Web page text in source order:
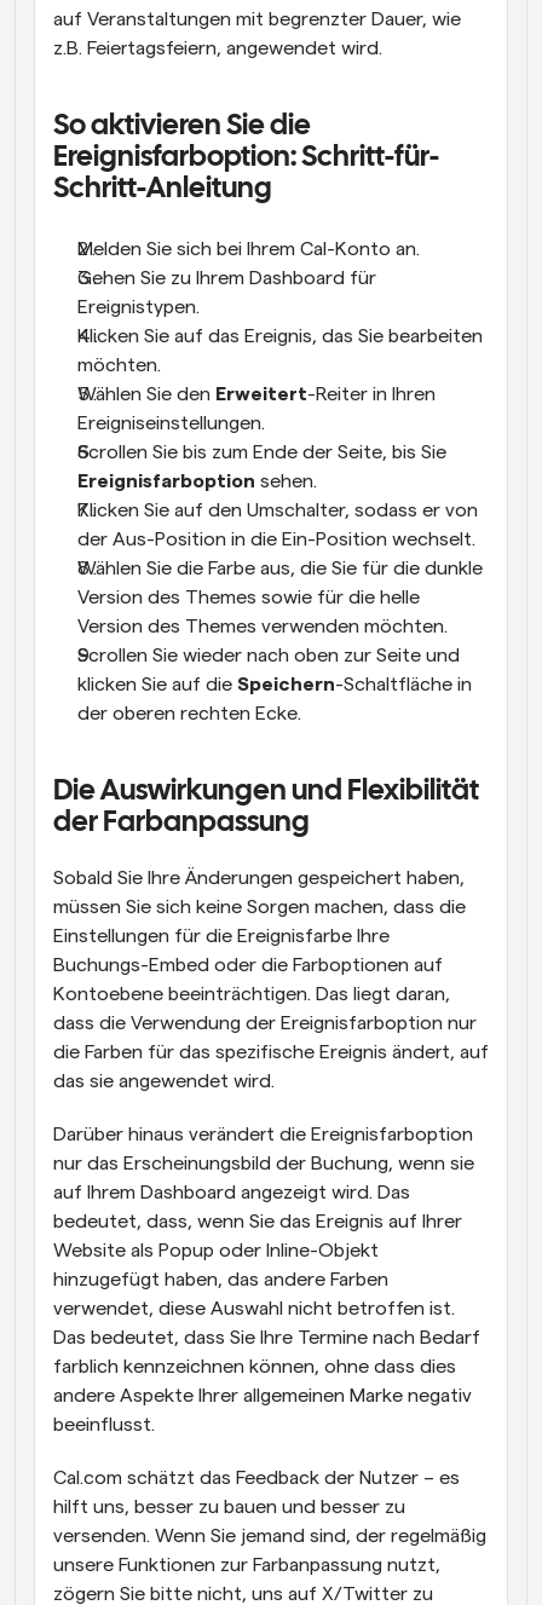
auf Veranstaltungen mit begrenzter Dauer, wie
z.B. Feiertagsfeiern, angewendet wird.
So aktivieren Sie die
Ereignisfarboption: Schritt-für-
Schritt-Anleitung
Melden Sie sich bei Ihrem Cal-Konto an.
Gehen Sie zu Ihrem Dashboard für
Ereignistypen.
Klicken Sie auf das Ereignis, das Sie bearbeiten
möchten.
Wählen Sie den Erweitert-Reiter in Ihren
Ereigniseinstellungen.
Ereignisfarboption sehen.
Klicken Sie auf den Umschalter, sodass er von
der Aus-Position in die Ein-Position wechselt.
Wählen Sie die Farbe aus, die Sie für die dunkle
Version des Themes sowie für die helle
Version des Themes verwenden möchten.
Scrollen Sie wieder nach oben zur Seite und
klicken Sie auf die Speichern-Schaltfläche in
der oberen rechten Ecke.
Die Auswirkungen und Flexibilität
der Farbanpassung
Sobald Sie Ihre Änderungen gespeichert haben,
müssen Sie sich keine Sorgen machen, dass die
Einstellungen für die Ereignisfarbe Ihre
Buchungs-Embed oder die Farboptionen auf
Kontoebene beeinträchtigen. Das liegt daran,
dass die Verwendung der Ereignisfarboption nur
die Farben für das spezifische Ereignis ändert, auf
das sie angewendet wird.
Darüber hinaus verändert die Ereignisfarboption
nur das Erscheinungsbild der Buchung, wenn sie
auf Ihrem Dashboard angezeigt wird. Das
bedeutet, dass, wenn Sie das Ereignis auf Ihrer
Website als Popup oder Inline-Objekt
hinzugefügt haben, das andere Farben
verwendet, diese Auswahl nicht betroffen ist.
Das bedeutet, dass Sie Ihre Termine nach Bedarf
farblich kennzeichnen können, ohne dass dies
andere Aspekte Ihrer allgemeinen Marke negativ
beeinflusst.
Cal.com schätzt das Feedback der Nutzer – es
hilft uns, besser zu bauen und besser zu
versenden. Wenn Sie jemand sind, der regelmäßig
unsere Funktionen zur Farbanpassung nutzt,
zögern Sie bitte nicht, uns auf X/Twitter zu